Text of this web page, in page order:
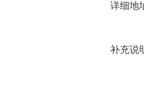
详细地
补充说